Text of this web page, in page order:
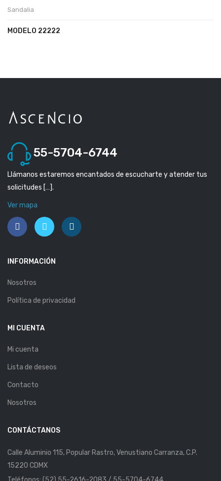
Sandalia
MODELO 22222
55-5704-6744
Llámanos estaremos encantados de escucharte y atender tus
solicitudes […].
Ver mapa
INFORMACIÓN
Nosotros
Política de privacidad
MI CUENTA
Mi cuenta
Lista de deseos
Contacto
Nosotros
CONTÁCTANOS
Calle Aluminio 115, Popular Rastro, Venustiano Carranza, C.P.
15220 CDMX